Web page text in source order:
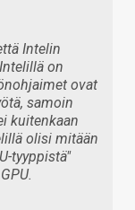
Intelin
on
ovat
samoin
kuitenkaan
olisi mitään
tyyppistä"